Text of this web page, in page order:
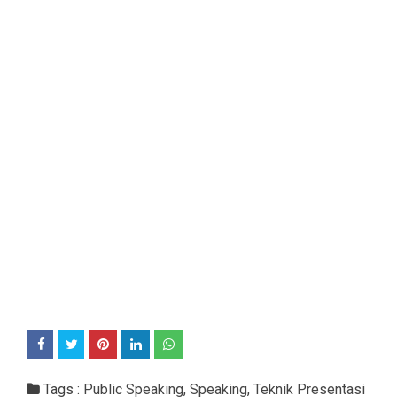
Tags : Public Speaking, Speaking, Teknik Presentasi